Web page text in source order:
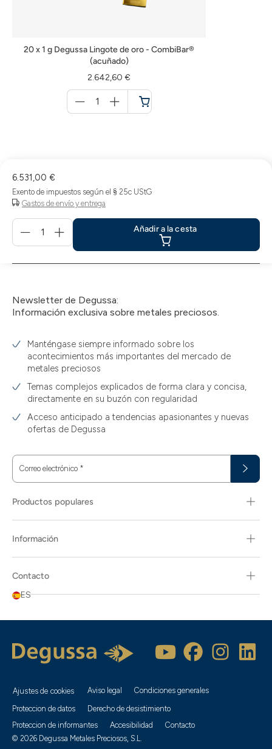
20 x 1 g Degussa Lingote de oro - CombiBar®
(acuñado)
2.642,60 €
für
Cesta
6.531,00 €
Exento de impuestos según el § 25c UStG
Gastos de envío y entrega
Añadir
la
Añadir a la cesta
Newsletter de Degussa:
Información exclusiva sobre metales preciosos.
Manténgase siempre informado sobre los
acontecimientos más importantes del mercado de
metales preciosos
Temas complejos explicados de forma clara y concisa,
directamente en su buzón con regularidad
Acceso anticipado a tendencias apasionantes y nuevas
ofertas de Degussa
Correo electrónico *
Productos populares
Información
Contacto
ES
Ajustes de cookies Aviso legal
Condiciones generales
Proteccion de datos
Derecho de desistimiento
Proteccion de informantes
Accesibilidad
Contacto
© 2026 Degussa Metales Preciosos, S.L.